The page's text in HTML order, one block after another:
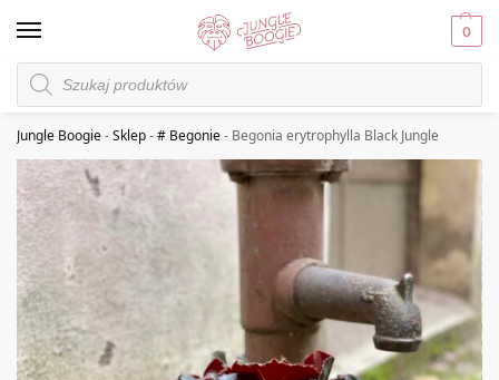
0
Jungle Boogie-Sklep-# Begonie- Begonia erytrophylla Black Jungle